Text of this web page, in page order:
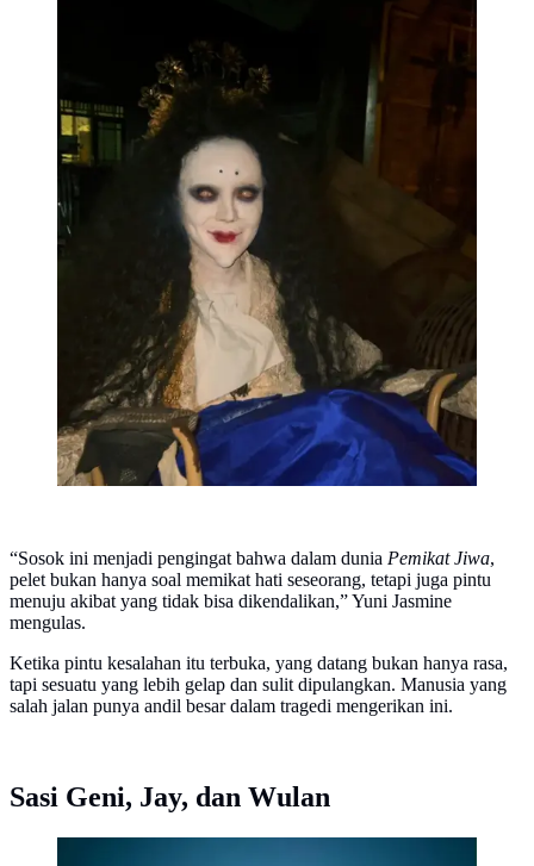
“Sosok ini menjadi pengingat bahwa dalam dunia Pemikat Jiwa,
pelet bukan hanya soal memikat hati seseorang, tetapi juga pintu
menuju akibat yang tidak bisa dikendalikan,” Yuni Jasmine
mengulas.
Ketika pintu kesalahan itu terbuka, yang datang bukan hanya rasa,
tapi sesuatu yang lebih gelap dan sulit dipulangkan. Manusia yang
salah jalan punya andil besar dalam tragedi mengerikan ini.
Sasi Geni, Jay, dan Wulan